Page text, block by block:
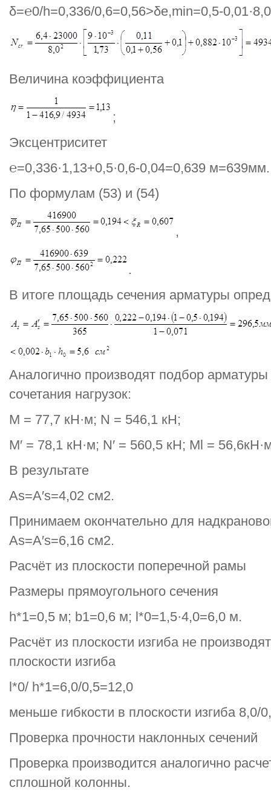
δ=℮0/h=0,336/0,6=0,56>δe,min=0,5-
Величина коэффициента
;
Эксцентриситет
℮=0,336·1,13+0,5·0,6-0,04=0,639 м=639мм.
По формулам (53) и (54)
,
.
В итоге площадь сечения арматуры
Аналогично производят подбор
сочетания нагрузок:
М = 77,7 кН·м; N = 546,1 кН;
М′ = 78,1 кН·м; N′ = 560,5 кН; Мl =
В результате
As=A′s=4,02 см2.
Принимаем окончательно для
As=A′s=6,16 см2.
Расчёт из плоскости поперечной рамы
Размеры прямоугольного сечения
h*1=0,5 м; b1=0,6 м; l*0=1,5·4,0=6,0 м.
Расчёт из плоскости изгиба не
плоскости изгиба
l*0/ h*1=6,0/0,5=12,0
меньше гибкости в плоскости изгиба 8,0/
Проверка прочности наклонных сечений
Проверка производится аналогично
сплошной колонны.